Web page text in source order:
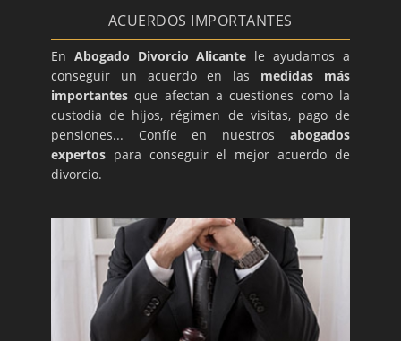
ACUERDOS IMPORTANTES
En Abogado Divorcio Alicante le ayudamos a
conseguir un acuerdo en las medidas más
importantesque afectan a cuestiones como la
custodia de hijos, régimen de visitas, pago de
pensiones... Confíe en nuestros abogados
expertos para conseguir el mejor acuerdo de
divorcio.